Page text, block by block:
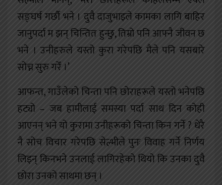
सङ्घर्ष गर्छौ भने । दुवै दाजुभाइले कामका लागि बाहिर
जानुपर्दा म झन् चिन्तित हुन्छु, तिम्रो पनि आफ्नै जीवन छ
भने । उनीहरुले यस्तो कुरा गरेपछि मैले पनि यसबारे
सोच्न सुरु गरेँ ।’
आफन्त, गाउँलेको चिन्ता पनि छोराहरूले यस्तो भनेपछि
हट्यो – जब हामीलाई समस्या पर्दा साथ दिन कोही
आएनन् भने यो कुरामा उनीहरूको चिन्ता किन गर्ने ? धेरै
नै सोच विचार गरेपछि सेल्भीले पुनः विवाह गर्ने निर्णय
लिइन् किनभने उनलाई लागिरहेको थियो कि उनका दुवै
छोरा उनको साथमा छन् ।